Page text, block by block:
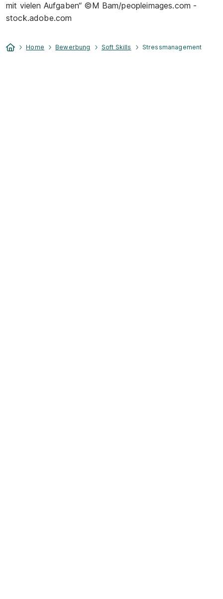
mit vielen Aufgaben“ ©M Bam/peopleimages.com -
stock.adobe.com
Home Bewerbung Soft Skills Stressmanagement